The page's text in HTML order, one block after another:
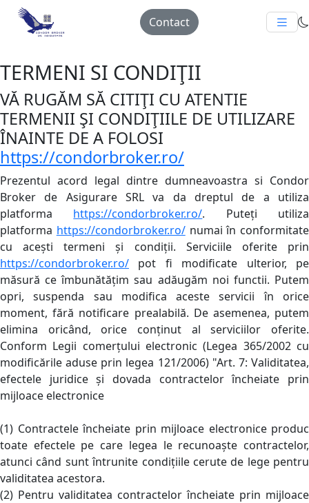
Contact
TERMENI SI CONDIŢII
VĂ RUGĂM SĂ CITIŢI CU ATENTIE
TERMENII ŞI CONDIŢIILE DE UTILIZARE
ÎNAINTE DE A FOLOSI
https://condorbroker.ro/
Prezentul acord legal dintre dumneavoastra si Condor
Broker de Asigurare SRL va da dreptul de a utiliza
platforma https://condorbroker.ro/. Puteți utiliza
platforma https://condorbroker.ro/numai în conformitate
cu acești termeni și condiții. Serviciile oferite prin
https://condorbroker.ro/ pot fi modificate ulterior, pe
măsură ce îmbunătățim sau adăugăm noi functii. Putem
opri, suspenda sau modifica aceste servicii în orice
moment, fără notificare prealabilă. De asemenea, putem
elimina oricând, orice conținut al serviciilor oferite.
Conform Legii comerțului electronic (Legea 365/2002 cu
modificările aduse prin legea 121/2006) "Art. 7: Validitatea,
efectele juridice și dovada contractelor încheiate prin
mijloace electronice
(1) Contractele încheiate prin mijloace electronice produc
toate efectele pe care legea le recunoaște contractelor,
atunci când sunt întrunite condițiile cerute de lege pentru
validitatea acestora.
(2) Pentru validitatea contractelor încheiate prin mijloace